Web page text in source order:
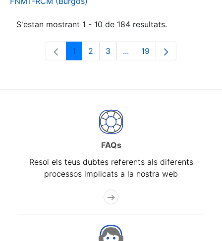
S'estan mostrant 1 - 10 de 184 resultats.
Pàgina
1 Pàgina
2 Pàgina
3 ...Pàgines intermèdies
Pàgina
19
FAQs
Resol els teus dubtes referents als diferents
processos implicats a la nostra web